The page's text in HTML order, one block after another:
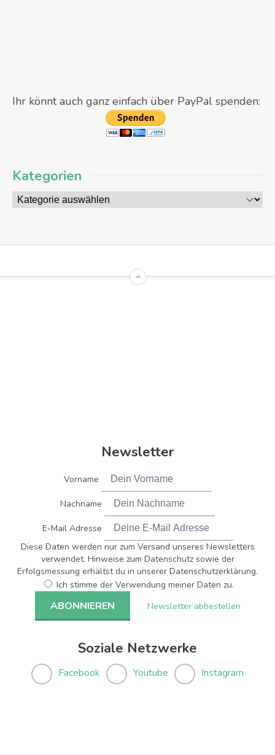
Ihr könnt auch ganz einfach über PayPal spenden:
Kategorien
Newsletter
Vorname
Nachname
E-Mail Adresse
Diese Daten werden nur zum Versand unseres Newsletters
verwendet. Hinweise zum Datenschutz sowie der
Erfolgsmessung erhältst du in unserer Datenschutzerklärung.
Ich stimme der Verwendung meiner Daten zu.
Newsletter abbestellen
Soziale Netzwerke
Facebook Youtube Instagram